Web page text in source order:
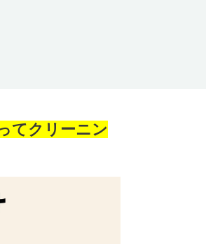
てクリーニン